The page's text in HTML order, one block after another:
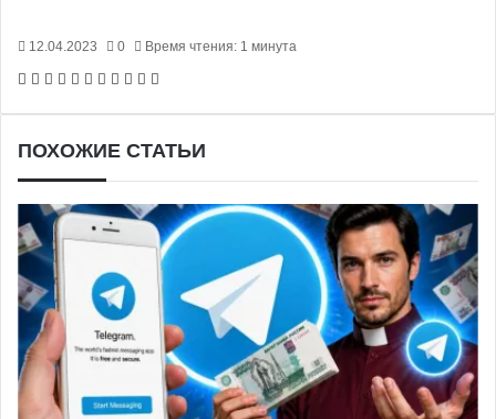
12.04.2023 0 Время чтения: 1 минута
Facebook
X Pinterest
Вконтакте
Одноклассники
Messenger
Messenger
WhatsApp
Telegram
Viber
ПОХОЖИЕ СТАТЬИ